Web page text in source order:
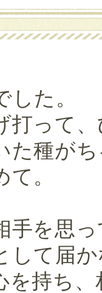
た。
打って
た種が
。
手を思
して届
を持ち